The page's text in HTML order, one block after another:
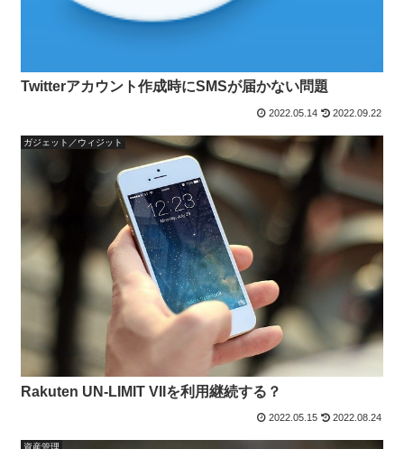
Twitterアカウント作成時にSMSが届かない問題
2022.05.14 2022.09.22
ガジェット／ウィジット
Rakuten UN-LIMIT VIIを利用継続する？
2022.05.15 2022.08.24
資産管理